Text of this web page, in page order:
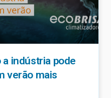
a indústria pode
verão mais